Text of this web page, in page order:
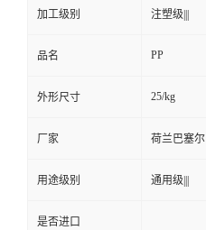
言
加工级别 注塑级|||
品名 PP
外形尺寸 25/kg
厂家 荷兰巴塞尔
用途级别 通用级|||
是否进口